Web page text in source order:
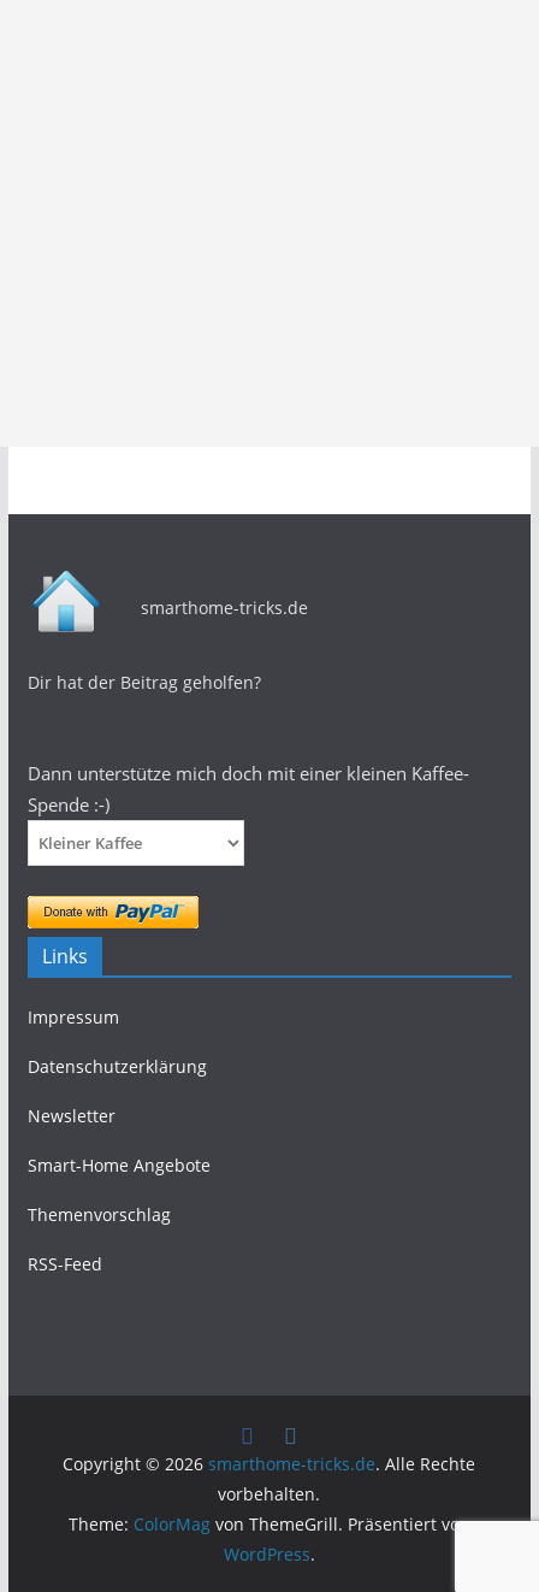
smarthome-tricks.de
Dir hat der Beitrag geholfen?
Dann unterstütze mich doch mit einer kleinen Kaffee-
Spende :-)
Links
Impressum
Datenschutzerklärung
Newsletter
Smart-Home Angebote
Themenvorschlag
RSS-Feed
Copyright © 2026 smarthome-tricks.de. Alle Rechte
vorbehalten.
Theme: ColorMagvon ThemeGrill. Präsentiert von
WordPress.